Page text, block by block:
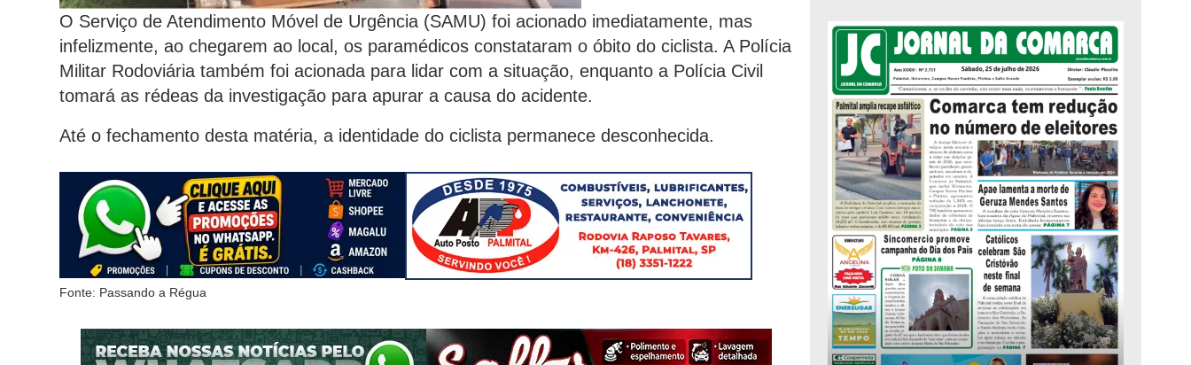
O Serviço de Atendimento Móvel de Urgência (SAMU) foi acionado imediatamente, mas
infelizmente, ao chegarem ao local, os paramédicos constataram o óbito do ciclista. A Polícia
Militar Rodoviária também foi acionada para lidar com a situação, enquanto a Polícia Civil
tomará as rédeas da investigação para apurar a causa do acidente.
Até o fechamento desta matéria, a identidade do ciclista permanece desconhecida.
Fonte: Passando a Régua